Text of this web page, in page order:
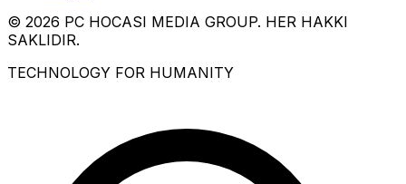
© 2026 PC HOCASI MEDIA GROUP. HER HAKKI
SAKLIDIR.
TECHNOLOGY FOR HUMANITY